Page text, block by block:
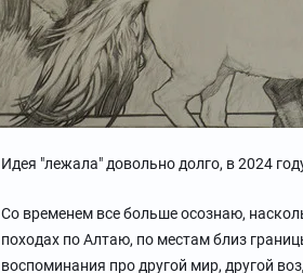
Идея "лежала" довольно долго, в 2024
Со временем все больше осознаю,
походах по Алтаю, по местам близ
воспоминания про другой мир, другой